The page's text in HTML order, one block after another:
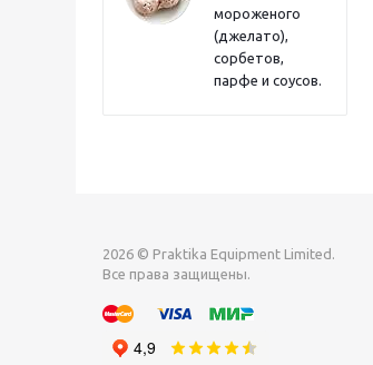
мороженого
(джелато),
сорбетов,
парфе и соусов.
2026 © Praktika Equipment Limited.
Все права защищены.